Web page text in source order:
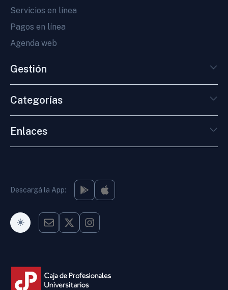
Servicios en línea
Pagos en línea
Agenda web
Gestión
Categorías
Enlaces
Descargá la App:
Modo Oscuro